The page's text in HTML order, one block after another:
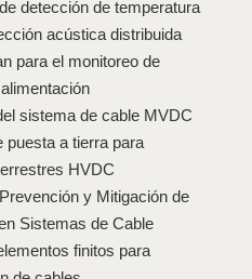
detección de temperatura
acústica distribuida
para el monitoreo de
sistema de cable MVDC
puesta a tierra para
HVDC
y Mitigación de
Sistemas de Cable
finitos para